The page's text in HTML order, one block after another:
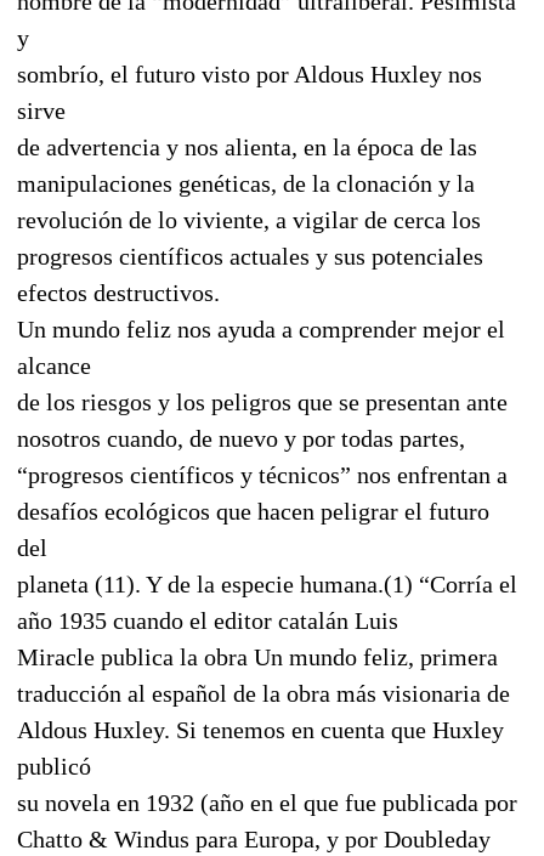
y
sombrío, el futuro visto por Aldous Huxley nos
sirve
de advertencia y nos alienta, en la época de las
manipulaciones genéticas, de la clonación y la
revolución de lo viviente, a vigilar de cerca los
progresos científicos actuales y sus potenciales
efectos destructivos.
Un mundo feliz nos ayuda a comprender mejor el
alcance
de los riesgos y los peligros que se presentan ante
nosotros cuando, de nuevo y por todas partes,
“progresos científicos y técnicos” nos enfrentan a
desafíos ecológicos que hacen peligrar el futuro
del
planeta (11). Y de la especie humana.(1) “Corría el
año 1935 cuando el editor catalán Luis
Miracle publica la obra Un mundo feliz, primera
traducción al español de la obra más visionaria de
Aldous Huxley. Si tenemos en cuenta que Huxley
publicó
su novela en 1932 (año en el que fue publicada por
Chatto & Windus para Europa, y por Doubleday